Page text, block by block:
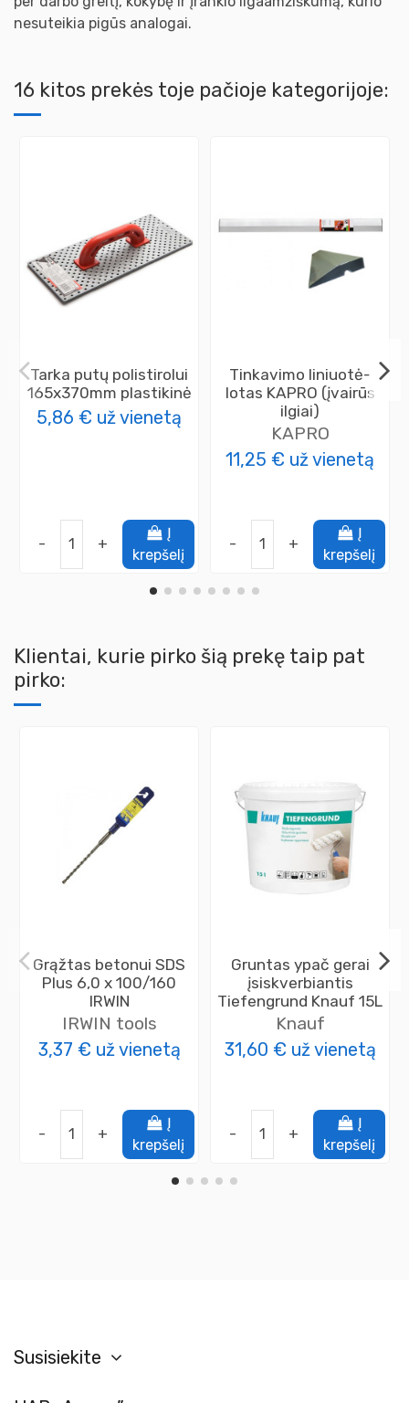
nesuteikia pigūs analogai.
16 kitos prekės toje pačioje kategorijoje:
Tarka putų polistirolui
165x370mm plastikinė
5,86 € už vienetą
- +
Į
krepšelį
Tinkavimo liniuotė-
lotas KAPRO (įvairūs
ilgiai)
KAPRO
11,25 € už vienetą
- +
Į
krepšelį
Klientai, kurie pirko šią prekę taip pat
pirko:
Grąžtas betonui SDS
Plus 6,0 x 100/160
IRWIN
IRWIN tools
3,37 € už vienetą
- +
Į
krepšelį
Gruntas ypač gerai
įsiskverbiantis
Tiefengrund Knauf 15L
Knauf
31,60 € už vienetą
- +
Į
krepšelį
Susisiekite